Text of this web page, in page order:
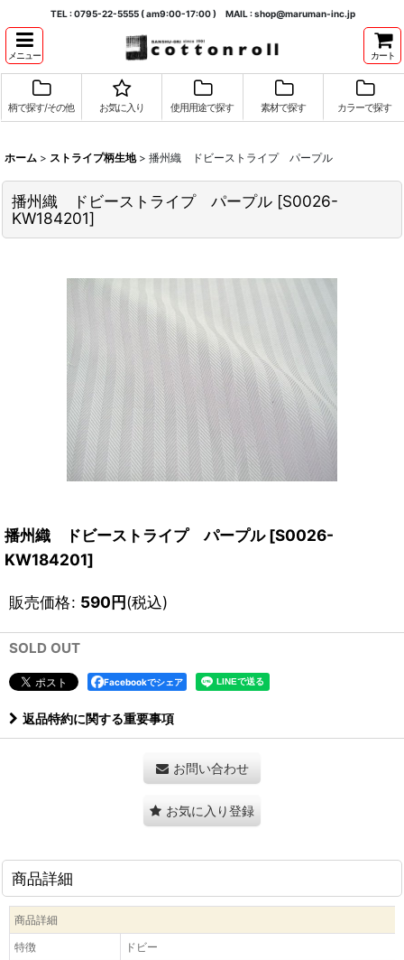
TEL : 0795-22-5555 ( am9:00-17:00 ) MAIL : shop@maruman-inc.jp
メニュー カート
柄で探す/その他 お気に入り 使用用途で探す 素材で探す カラーで探す
ホーム > ストライプ柄生地 > 播州織 ドビーストライプ パープル
播州織 ドビーストライプ パープル [S0026-
KW184201]
播州織 ドビーストライプ パープル [S0026-
KW184201]
販売価格: 590円(税込)
SOLD OUT
Facebookでシェア
返品特約に関する重要事項
お問い合わせ
お気に入り登録
商品詳細
商品詳細
特徴
ドビー